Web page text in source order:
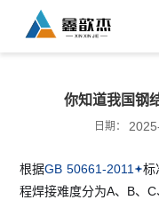
你知道我国钢
日期：
根据GB 50661-2011
标
程焊接难度分为A、B、C